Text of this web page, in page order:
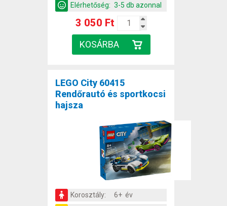
Elérhetőség: 3-5 db azonnal
3 050 Ft
LEGO City 60415
Rendőrautó és sportkocsi
hajsza
Korosztály: 6+ év